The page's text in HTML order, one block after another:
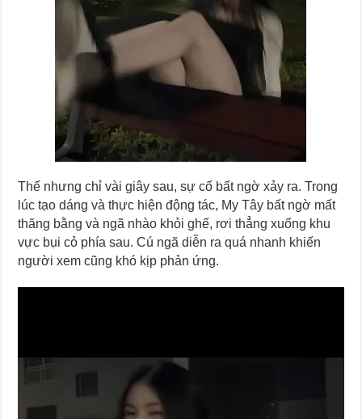
Thế nhưng chỉ vài giây sau, sự cố bất ngờ xảy ra. Trong
lúc tạo dáng và thực hiện động tác, My Tây bất ngờ mất
thăng bằng và ngã nhào khỏi ghế, rơi thẳng xuống khu
vực bụi cỏ phía sau. Cú ngã diễn ra quá nhanh khiến
người xem cũng khó kịp phản ứng.